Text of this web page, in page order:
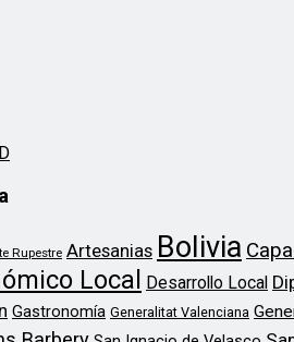
Rupestre Artesanias Bolivia
Local Desarrollo Local
Gastronomía Generalitat Valenciana